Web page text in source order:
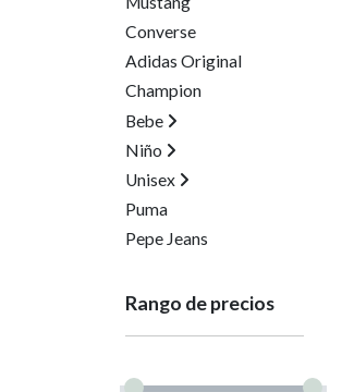
Converse
Adidas Original
Champion
Bebe
Niño
Unisex
Puma
Pepe Jeans
Rango de precios